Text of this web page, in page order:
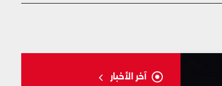
آخر الأخبار